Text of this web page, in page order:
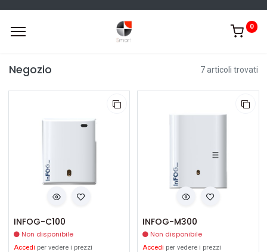
0
Negozio 7 articoli trovati
INFOG-C100
Non disponibile
Accedi per vedere i prezzi
INFOG-M300
Non disponibile
Accedi per vedere i prezzi